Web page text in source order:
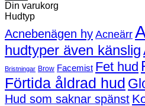
Din varukorg
Hudtyp
Acnebenägen hy Acneärr
hudtyper även känslig
Bristningar Brow Facemist Fet hud
Förtida åldrad hud
Hud som saknar spänst